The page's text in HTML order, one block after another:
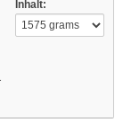
Inhalt: